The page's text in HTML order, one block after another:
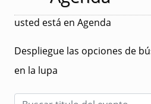
usted está en Agenda
Despliegue las opciones de
en la lupa